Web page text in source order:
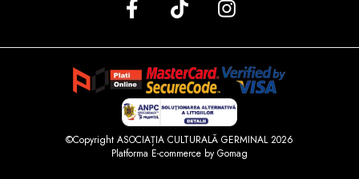
©Copyright ASOCIAȚIA CULTURALĂ GERMINAL 2026
Platforma E-commerce by Gomag